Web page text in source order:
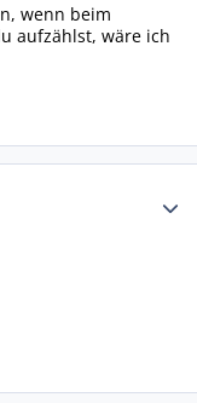
wenn beim
aufzählst, wäre ich